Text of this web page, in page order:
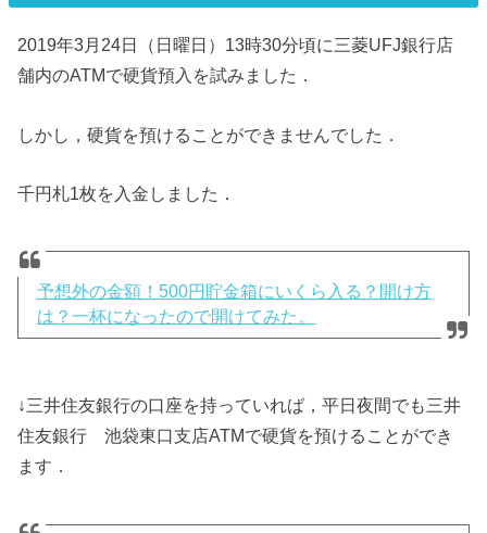
2019年3月24日（日曜日）13時30分頃に三菱UFJ銀行店
舗内のATMで硬貨預入を試みました．
しかし，硬貨を預けることができませんでした．
千円札1枚を入金しました．
予想外の金額！500円貯金箱にいくら入る？開け方
は？一杯になったので開けてみた。
↓三井住友銀行の口座を持っていれば，平日夜間でも三井
住友銀行 池袋東口支店ATMで硬貨を預けることができ
ます．